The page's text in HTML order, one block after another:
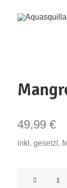
49,99 €
inkl. gesetzl.